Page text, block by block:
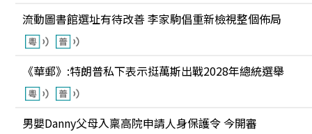
流動圖書館選址有待改善 李家駒倡重新檢視整個佈局
《華郵》:特朗普私下表示挺萬斯出戰2028年總統選舉
男嬰Danny父母入稟高院申請人身保護令 今開審